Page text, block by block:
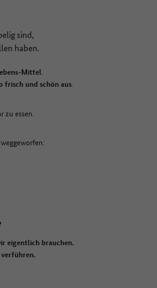
sind,
haben.
Mittel.
frisch und schön aus.
zu essen.
eigentlich brauchen.
verführen.